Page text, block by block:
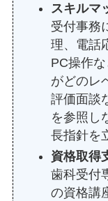
スキルマ
受付事務
理、電話
PC操作
がどのレ
評価面談
を参照し
長指針を
資格取得
歯科受付
の資格講